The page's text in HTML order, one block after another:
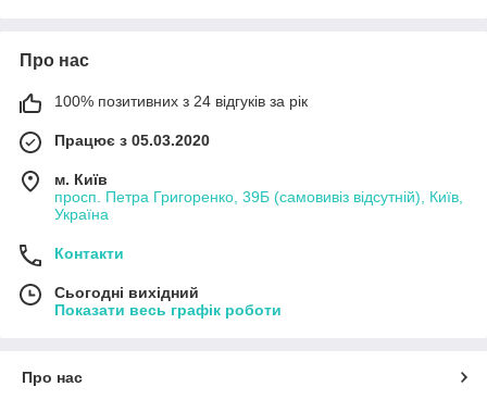
Про нас
100% позитивних з 24 відгуків за рік
Працює з 05.03.2020
м. Київ
просп. Петра Григоренко, 39Б (самовивіз відсутній), Київ,
Україна
Контакти
Сьогодні вихідний
Показати весь графік роботи
Про нас